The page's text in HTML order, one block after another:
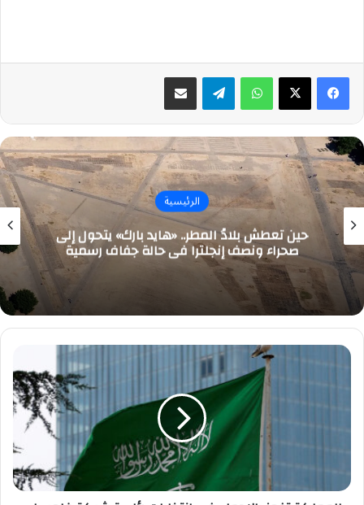
واتسابتيلقرام مشاركة عبر البريد
الرئيسية
حين تعطش بلادُ المطر.. «هايد بارك» يتحول إلى
صحراء ونصف إنجلترا في حالة جفاف رسمية
المملكة
بالإجماع
في
شبكة
غلوب
إي